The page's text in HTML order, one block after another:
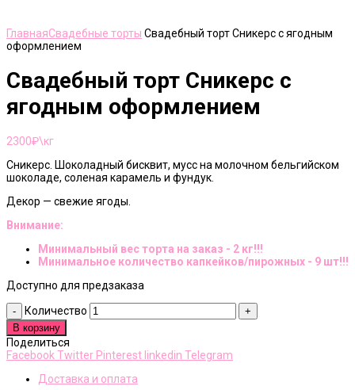
ГлавнаяСвадебные торты Свадебный торт Сникерс с ягодным
оформлением
Свадебный торт Сникерс с
ягодным оформлением
2300₽\кг
Сникерс. Шоколадный бисквит, мусс на молочном бельгийском
шоколаде, соленая карамель и фундук.
Декор — свежие ягоды.
Внимание:
Минимальный вес торта на заказ - 2 кг!!!
Минимальное количество капкейков/пирожных - 9 шт!!!
Доступно для предзаказа
Количество
В корзину
Поделиться
Facebook Twitter Pinterest linkedin Telegram
Доставка и оплата